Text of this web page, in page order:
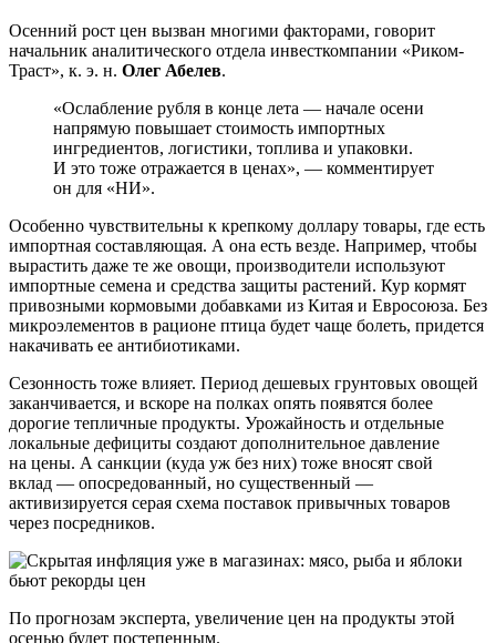
Осенний рост цен вызван многими факторами, говорит
начальник аналитического отдела инвесткомпании «Риком-
Траст», к. э. н. Олег Абелев.
«Ослабление рубля в конце лета — начале осени
напрямую повышает стоимость импортных
ингредиентов, логистики, топлива и упаковки.
И это тоже отражается в ценах», — комментирует
он для «НИ».
Особенно чувствительны к крепкому доллару товары, где есть
импортная составляющая. А она есть везде. Например, чтобы
вырастить даже те же овощи, производители используют
импортные семена и средства защиты растений. Кур кормят
привозными кормовыми добавками из Китая и Евросоюза. Без
микроэлементов в рационе птица будет чаще болеть, придется
накачивать ее антибиотиками.
Сезонность тоже влияет. Период дешевых грунтовых овощей
заканчивается, и вскоре на полках опять появятся более
дорогие тепличные продукты. Урожайность и отдельные
локальные дефициты создают дополнительное давление
на цены. А санкции (куда уж без них) тоже вносят свой
вклад — опосредованный, но существенный —
активизируется серая схема поставок привычных товаров
через посредников.
По прогнозам эксперта, увеличение цен на продукты этой
осенью будет постепенным.